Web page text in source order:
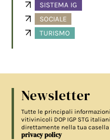
SISTEMA IG
SOCIALE
TURISMO
Newsletter
Tutte le principali
vitivinicoli DOP IGP STG
direttamente nella tua
privacy policy